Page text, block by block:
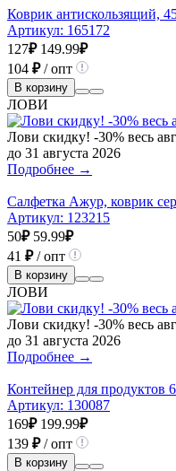
Коврик антискользящий,
Артикул: 165172
127₽ 149.99₽
104 ₽/ опт
В корзину
ЛОВИ
Лови скидку! -30% весь
до 31 августа 2026
Подробнее →
Салфетка Ажур, коврик
Артикул: 123215
50₽ 59.99₽
41 ₽/ опт
В корзину
ЛОВИ
Лови скидку! -30% весь
до 31 августа 2026
Подробнее →
Контейнер для продуктов
Артикул: 130087
169₽ 199.99₽
139 ₽/ опт
В корзину